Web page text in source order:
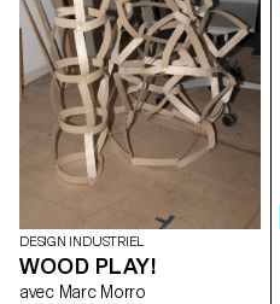
DESIGN INDUSTRIEL
WOOD PLAY!
avec Marc Morro